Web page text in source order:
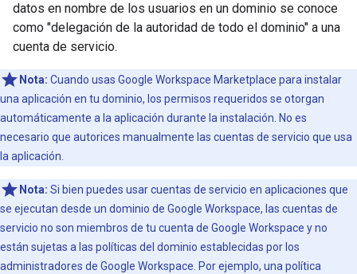
datos en nombre de los usuarios en un dominio se conoce
como "delegación de la autoridad de todo el dominio" a una
cuenta de servicio.
Nota: Cuando usas Google Workspace Marketplace para instalar
una aplicación en tu dominio, los permisos requeridos se otorgan
automáticamente a la aplicación durante la instalación. No es
necesario que autorices manualmente las cuentas de servicio que usa
la aplicación.
Nota: Si bien puedes usar cuentas de servicio en aplicaciones que
se ejecutan desde un dominio de Google Workspace, las cuentas de
servicio no son miembros de tu cuenta de Google Workspace y no
están sujetas a las políticas del dominio establecidas por los
administradores de Google Workspace. Por ejemplo, una política